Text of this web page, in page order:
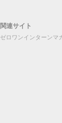
関連サイト
ゼロワンインターンマ